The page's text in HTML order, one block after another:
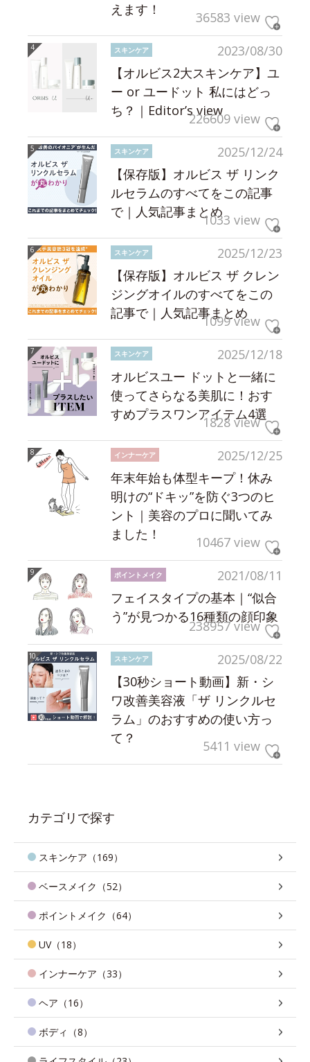
えます！
36583 view
2023/08/30
スキンケア
【オルビス2大スキンケア】ユ
ー or ユードット 私にはどっ
ち？｜Editor’s view226609 view
2025/12/24
スキンケア
【保存版】オルビス ザ リンク
ルセラムのすべてをこの記事
で｜人気記事まとめ1033 view
2025/12/23
スキンケア
【保存版】オルビス ザ クレン
ジングオイルのすべてをこの
記事で｜人気記事まとめ
1099 view
2025/12/18
スキンケア
オルビスユー ドットと一緒に
使ってさらなる美肌に！おす
すめプラスワンアイテム4選
1828 view
2025/12/25
インナーケア
年末年始も体型キープ！休み
明けの“ドキッ”を防ぐ3つのヒ
ント｜美容のプロに聞いてみ
ました！
10467 view
2021/08/11
ポイントメイク
フェイスタイプの基本｜“似合
う”が見つかる16種類の顔印象
238957 view
2025/08/22
スキンケア
【30秒ショート動画】新・シ
ワ改善美容液「ザ リンクルセ
ラム」のおすすめの使い方っ
て？
5411 view
カテゴリで探す
スキンケア（169）
ベースメイク（52）
ポイントメイク（64）
UV（18）
インナーケア（33）
ヘア（16）
ボディ（8）